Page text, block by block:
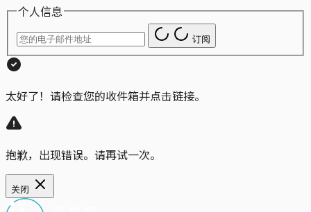
个人信息
订阅
太好了！请检查您的收件箱并点击链接。
抱歉，出现错误。请再试一次。
关闭